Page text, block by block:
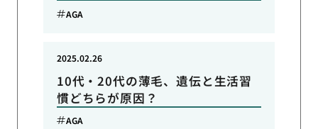
AGA
10代・20代の薄毛、遺伝と生活習
慣どちらが原因？
2025.02.26
AGA